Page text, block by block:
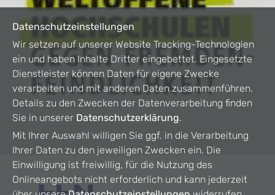
Datenschutzeinstellungen
Wir setzen auf unserer Website Tracking-Technologien
ein und haben Inhalte Dritter eingebettet. Eingesetzte
Dienstleister können Daten für eigene Zwecke
verarbeiten und mit anderen Daten zusammenführen.
Details zu den Zwecken der Datenverarbeitung finden
Sie in unserer Datenschutzerklärung.
Mit Ihrer Auswahl willigen Sie ggf. in die Verarbeitung
Ihrer Daten zu den jeweiligen Zwecken ein. Die
Einwilligung ist freiwillig, für die Nutzung des
Onlineangebots nicht erforderlich und kann jederzeit